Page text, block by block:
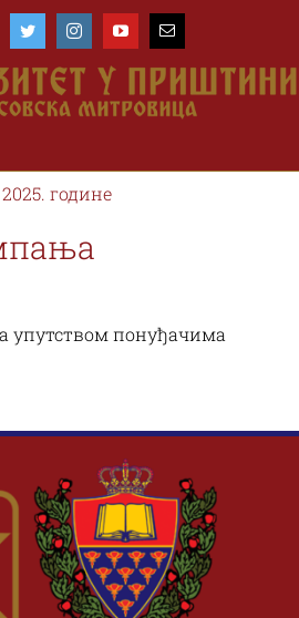
године
упутством понуђачима